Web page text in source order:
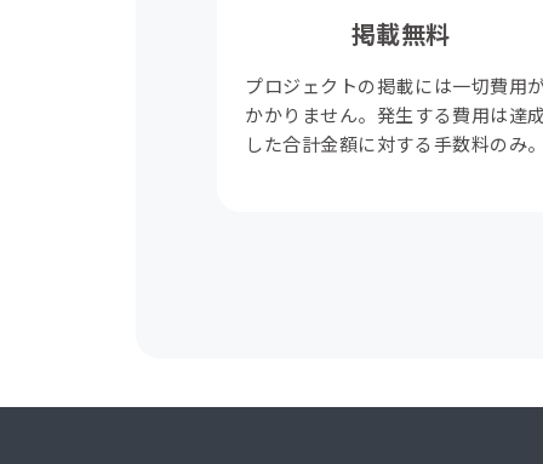
掲載無料
プロジェクトの掲載には一切費用
かかりません。発生する費用は達
した合計金額に対する手数料のみ